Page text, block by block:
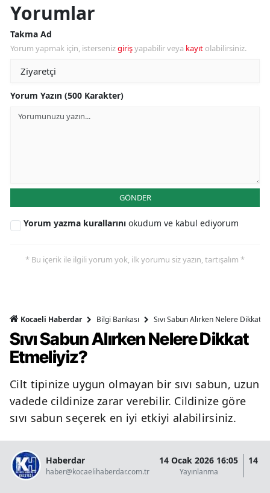
Yorumlar
Takma Ad
Yorum yapmak için, istersenizgirişyapabilir veya kayıt olabilirsiniz.
Yorum Yazın (500 Karakter)
GÖNDER
Yorum yazma kurallarını okudum ve kabul ediyorum
* Bu içerik ile ilgili yorum yok, ilk yorumu siz yazın, tartışalım *
Kocaeli Haberdar Bilgi Bankası Sıvı Sabun Alırken Nelere Dikkat
Sıvı Sabun Alırken Nelere Dikkat
Etmeliyiz?
Cilt tipinize uygun olmayan bir sıvı sabun, uzun
vadede cildinize zarar verebilir. Cildinize göre
sıvı sabun seçerek en iyi etkiyi alabilirsiniz.
Haberdar
haber@kocaelihaberdar.com.tr
14 Ocak 2026 16:05
Yayınlanma
14